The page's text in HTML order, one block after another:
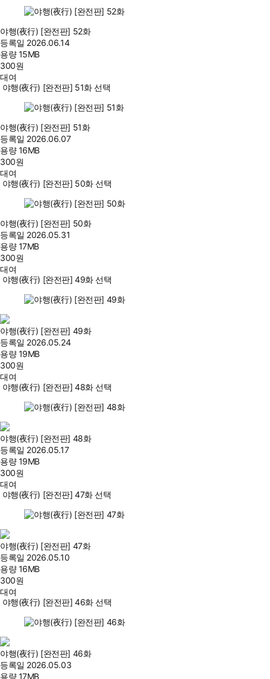
야행(夜行) [완전판] 52화
등록일 2026.06.14
용량15MB
300원
대여
야행(夜行) [완전판] 51화 선택
야행(夜行) [완전판] 51화
등록일 2026.06.07
용량16MB
300원
대여
야행(夜行) [완전판] 50화 선택
야행(夜行) [완전판] 50화
등록일 2026.05.31
용량17MB
300원
대여
야행(夜行) [완전판] 49화 선택
야행(夜行) [완전판] 49화
등록일 2026.05.24
용량19MB
300원
대여
야행(夜行) [완전판] 48화 선택
야행(夜行) [완전판] 48화
등록일 2026.05.17
용량19MB
300원
대여
야행(夜行) [완전판] 47화 선택
야행(夜行) [완전판] 47화
등록일 2026.05.10
용량16MB
300원
대여
야행(夜行) [완전판] 46화 선택
야행(夜行) [완전판] 46화
등록일 2026.05.03
용량17MB